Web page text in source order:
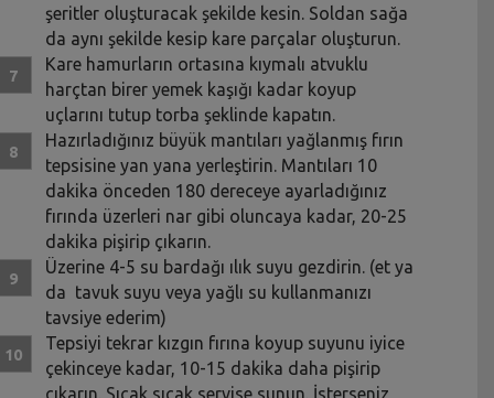
şeritler oluşturacak şekilde kesin. Soldan sağa
da aynı şekilde kesip kare parçalar oluşturun.
Kare hamurların ortasına kıymalı atvuklu
harçtan birer yemek kaşığı kadar koyup
uçlarını tutup torba şeklinde kapatın.
Hazırladığınız büyük mantıları yağlanmış fırın
tepsisine yan yana yerleştirin. Mantıları 10
dakika önceden 180 dereceye ayarladığınız
fırında üzerleri nar gibi oluncaya kadar, 20-25
dakika pişirip çıkarın.
Üzerine 4-5 su bardağı ılık suyu gezdirin. (et ya
da tavuk suyu veya yağlı su kullanmanızı
tavsiye ederim)
Tepsiyi tekrar kızgın fırına koyup suyunu iyice
çekinceye kadar, 10-15 dakika daha pişirip
çıkarın. Sıcak sıcak servise sunun. İsterseniz